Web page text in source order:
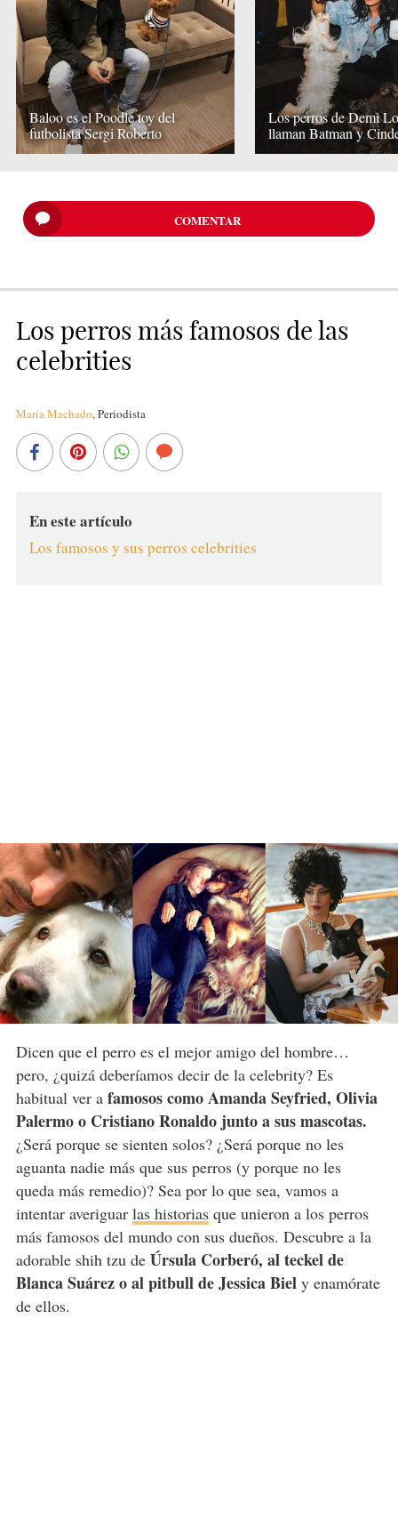
Baloo es el Poodle toy del
futbolista Sergi Roberto
Los perros de Demi
llaman Batman y
COMENTAR
Los perros más famosos de las
celebrities
María Machado,Periodista
En este artículo
Los famosos y sus perros celebrities
Dicen que el perro es el mejor amigo del hombre…
pero, ¿quizá deberíamos decir de la celebrity? Es
habitual ver afamosos como Amanda Seyfried, Olivia
Palermo o Cristiano Ronaldo junto a sus mascotas.
¿Será porque se sienten solos? ¿Será porque no les
aguanta nadie más que sus perros (y porque no les
queda más remedio)? Sea por lo que sea, vamos a
intentar averiguar las historiasque unieron a los perros
más famosos del mundo con sus dueños. Descubre a la
adorable shih tzu deÚrsula Corberó, al teckel de
Blanca Suárez o al pitbull de Jessica Biely enamórate
de ellos.